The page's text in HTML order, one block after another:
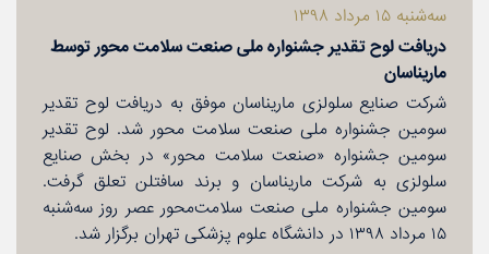
سه‌شنبه ۱۵ مرداد ۱۳۹۸
دریافت لوح تقدیر جشنواره ملی صنعت سلامت محور توسط
ماریناسان
شركت صنایع سلولزی ماریناسان موفق به دریافت لوح تقدیر
سومین جشنواره ملی صنعت سلامت محور شد. لوح تقدیر
سومین جشنواره «صنعت سلامت محور» در بخش صنایع
سلولزی به شركت ماریناسان و برند سافتلن تعلق گرفت.
سومین جشنواره ملی صنعت سلامت‌محور عصر روز سه‌شنبه
۱۵ مرداد ۱۳۹۸ در دانشگاه علوم پزشكی تهران برگزار شد.